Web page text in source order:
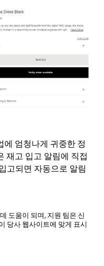
에 엄청나게 귀중한 정
재고 입고 알림에 직접
고되면 자동으로 알림
도움이 되며, 지원 팀은 신
당사 웹사이트에 맞게 표시